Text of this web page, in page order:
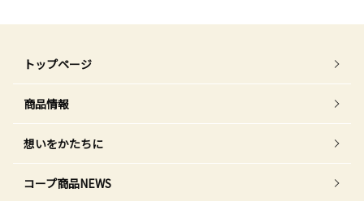
トップページ
商品情報
想いをかたちに
コープ商品NEWS